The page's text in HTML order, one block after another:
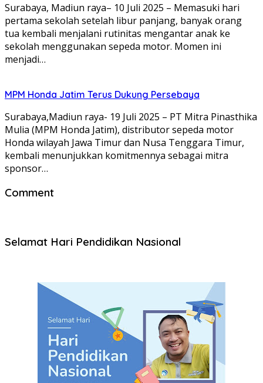
Surabaya, Madiun raya– 10 Juli 2025 – Memasuki hari
pertama sekolah setelah libur panjang, banyak orang
tua kembali menjalani rutinitas mengantar anak ke
sekolah menggunakan sepeda motor. Momen ini
menjadi…
MPM Honda Jatim Terus Dukung Persebaya
Surabaya,Madiun raya- 19 Juli 2025 – PT Mitra Pinasthika
Mulia (MPM Honda Jatim), distributor sepeda motor
Honda wilayah Jawa Timur dan Nusa Tenggara Timur,
kembali menunjukkan komitmennya sebagai mitra
sponsor…
Comment
Selamat Hari Pendidikan Nasional